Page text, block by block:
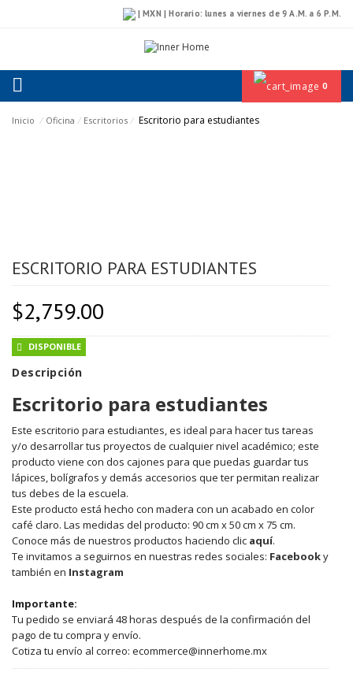
| MXN | Horario: lunes a viernes de 9 A.M. a 6 P.M.
0
Inicio ⁄ Oficina ⁄ Escritorios ⁄ Escritorio para estudiantes
ESCRITORIO PARA ESTUDIANTES
$2,759.00
DISPONIBLE
Descripción
Escritorio para estudiantes
Este escritorio para estudiantes, es ideal para hacer tus tareas
y/o desarrollar tus proyectos de cualquier nivel académico; este
producto viene con dos cajones para que puedas guardar tus
lápices, bolígrafos y demás accesorios que ter permitan realizar
tus debes de la escuela.
Este producto está hecho con madera con un acabado en color
café claro. Las medidas del producto: 90 cm x 50 cm x 75 cm.
Conoce más de nuestros productos haciendo clic aquí.
Te invitamos a seguirnos en nuestras redes sociales: Facebooky
también en Instagram
Importante:
Tu pedido se enviará 48 horas después de la confirmación del
pago de tu compra y envío.
Cotiza tu envío al correo: ecommerce@innerhome.mx